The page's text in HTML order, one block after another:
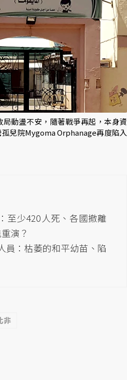
動盪不安，隨著戰爭再起，本身資
兒院Mygoma Orphanage再度陷入
至少420人死、各國撤離
演？
員：枯萎的和平幼苗、陷
非